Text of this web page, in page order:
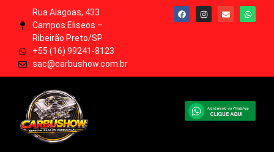
Rua Alagoas, 433
Campos Eliseos –
Ribeirão Preto/SP
+55 (16) 99241-8123
sac@carbushow.com.br